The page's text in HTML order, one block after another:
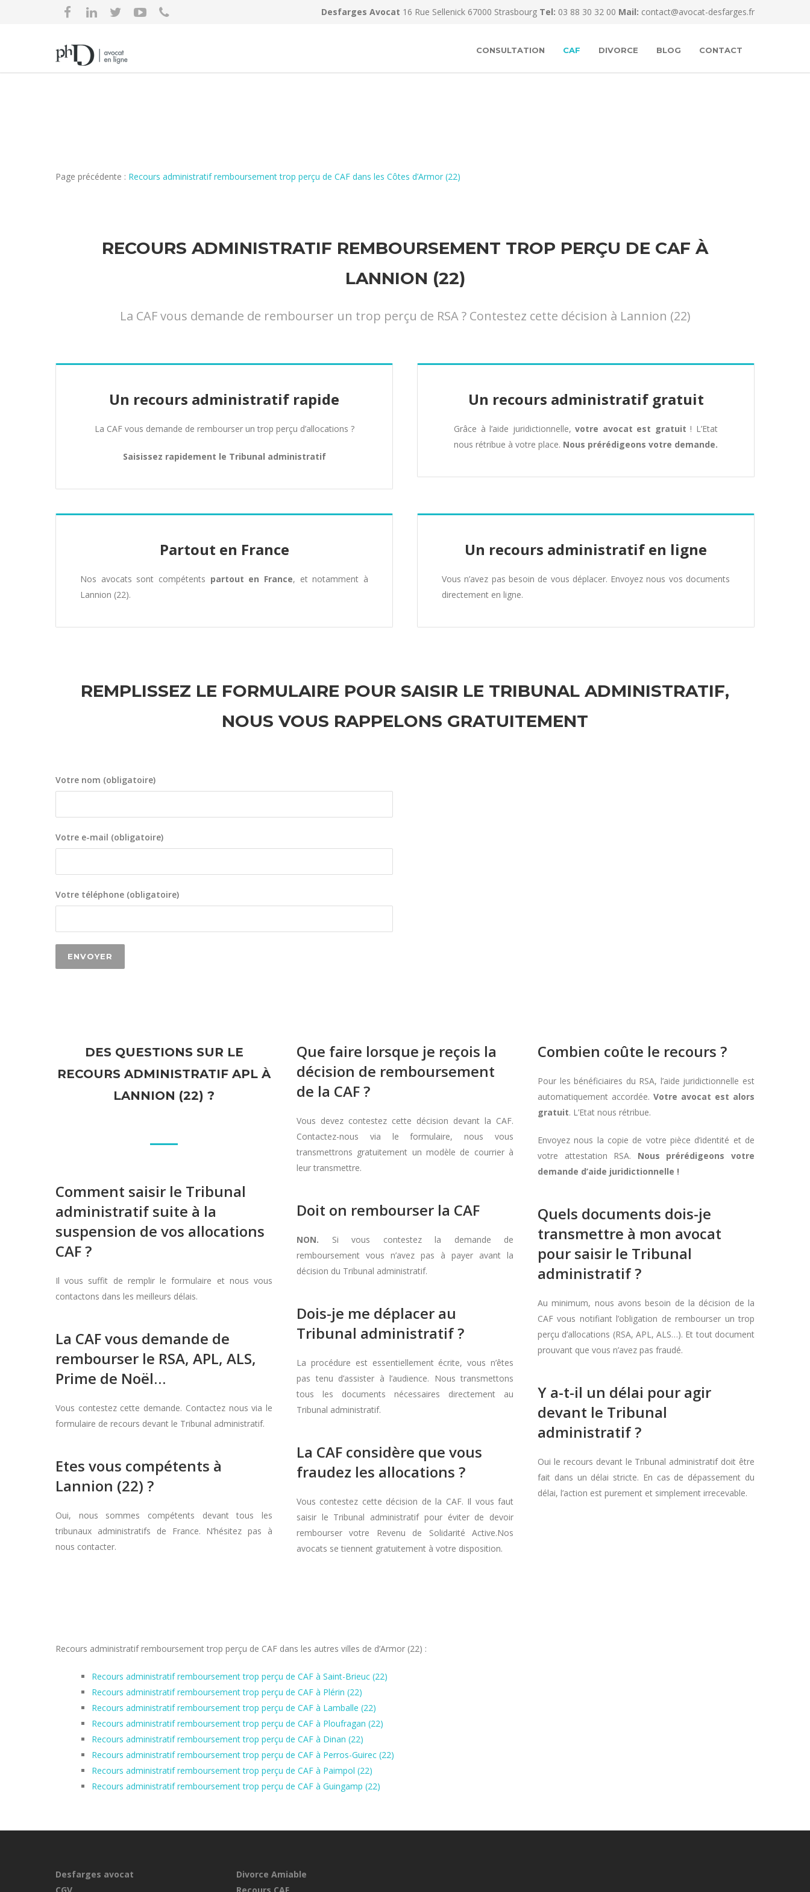
Desfarges Avocat 16 Rue Sellenick 67000 Strasbourg Tel: 03 88 30 32 00 Mail: contact@avocat-desfarges.fr
CONSULTATION CAF DIVORCE BLOG CONTACT
Page précédente : Recours administratif remboursement trop perçu de CAF dans les Côtes d’Armor (22)
RECOURS ADMINISTRATIF REMBOURSEMENT TROP PERÇU DE CAF À
LANNION (22)
La CAF vous demande de rembourser un trop perçu de RSA ? Contestez cette décision à Lannion (22)
Un recours administratif rapide
La CAF vous demande de rembourser un trop perçu d’allocations ?
Saisissez rapidement le Tribunal administratif
Un recours administratif gratuit
Grâce à l’aide juridictionnelle,votre avocat est gratuit ! L’Etat
nous rétribue à votre place. Nous prérédigeons votre demande.
Partout en France
Nos avocats sont compétents partout en France, et notamment à
Lannion (22).
Un recours administratif en ligne
Vous n’avez pas besoin de vous déplacer. Envoyez nous vos documents
directement en ligne.
REMPLISSEZ LE FORMULAIRE POUR SAISIR LE TRIBUNAL ADMINISTRATIF,
NOUS VOUS RAPPELONS GRATUITEMENT
Votre nom (obligatoire)
Votre e-mail (obligatoire)
Votre téléphone (obligatoire)
DES QUESTIONS SUR LE
RECOURS ADMINISTRATIF APL À
LANNION (22) ?
Comment saisir le Tribunal
administratif suite à la
suspension de vos allocations
CAF ?
Il vous suffit de remplir le formulaire et nous vous
contactons dans les meilleurs délais.
La CAF vous demande de
rembourser le RSA, APL, ALS,
Prime de Noël…
Vous contestez cette demande. Contactez nous via le
formulaire de recours devant le Tribunal administratif.
Etes vous compétents à
Lannion (22) ?
Oui, nous sommes compétents devant tous les
tribunaux administratifs de France. N’hésitez pas à
nous contacter.
Que faire lorsque je reçois la
décision de remboursement
de la CAF ?
Vous devez contestez cette décision devant la CAF.
Contactez-nous via le formulaire, nous vous
transmettrons gratuitement un modèle de courrier à
leur transmettre.
Doit on rembourser la CAF
NON. Si vous contestez la demande de
remboursement vous n’avez pas à payer avant la
décision du Tribunal administratif.
Dois-je me déplacer au
Tribunal administratif ?
La procédure est essentiellement écrite, vous n’êtes
pas tenu d’assister à l’audience. Nous transmettons
tous les documents nécessaires directement au
Tribunal administratif.
La CAF considère que vous
fraudez les allocations ?
Vous contestez cette décision de la CAF. Il vous faut
saisir le Tribunal administratif pour éviter de devoir
rembourser votre Revenu de Solidarité Active.Nos
avocats se tiennent gratuitement à votre disposition.
Combien coûte le recours ?
Pour les bénéficiaires du RSA, l’aide juridictionnelle est
automatiquement accordée. Votre avocat est alors
gratuit. L’Etat nous rétribue.
Envoyez nous la copie de votre pièce d’identité et de
votre attestation RSA. Nous prérédigeons votre
demande d’aide juridictionnelle !
Quels documents dois-je
transmettre à mon avocat
pour saisir le Tribunal
administratif ?
Au minimum, nous avons besoin de la décision de la
CAF vous notifiant l’obligation de rembourser un trop
perçu d’allocations (RSA, APL, ALS…). Et tout document
prouvant que vous n’avez pas fraudé.
Y a-t-il un délai pour agir
devant le Tribunal
administratif ?
Oui le recours devant le Tribunal administratif doit être
fait dans un délai stricte. En cas de dépassement du
délai, l’action est purement et simplement irrecevable.
Recours administratif remboursement trop perçu de CAF dans les autres villes de d’Armor (22) :
Recours administratif remboursement trop perçu de CAF à Saint-Brieuc (22)
Recours administratif remboursement trop perçu de CAF à Plérin (22)
Recours administratif remboursement trop perçu de CAF à Lamballe (22)
Recours administratif remboursement trop perçu de CAF à Ploufragan (22)
Recours administratif remboursement trop perçu de CAF à Dinan (22)
Recours administratif remboursement trop perçu de CAF à Perros-Guirec (22)
Recours administratif remboursement trop perçu de CAF à Paimpol (22)
Recours administratif remboursement trop perçu de CAF à Guingamp (22)
Desfarges avocat
Divorce Amiable